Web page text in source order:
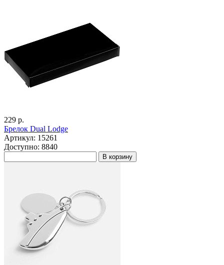
229 р.
Брелок Dual Lodge
Артикул: 15261
Доступно: 8840
В корзину